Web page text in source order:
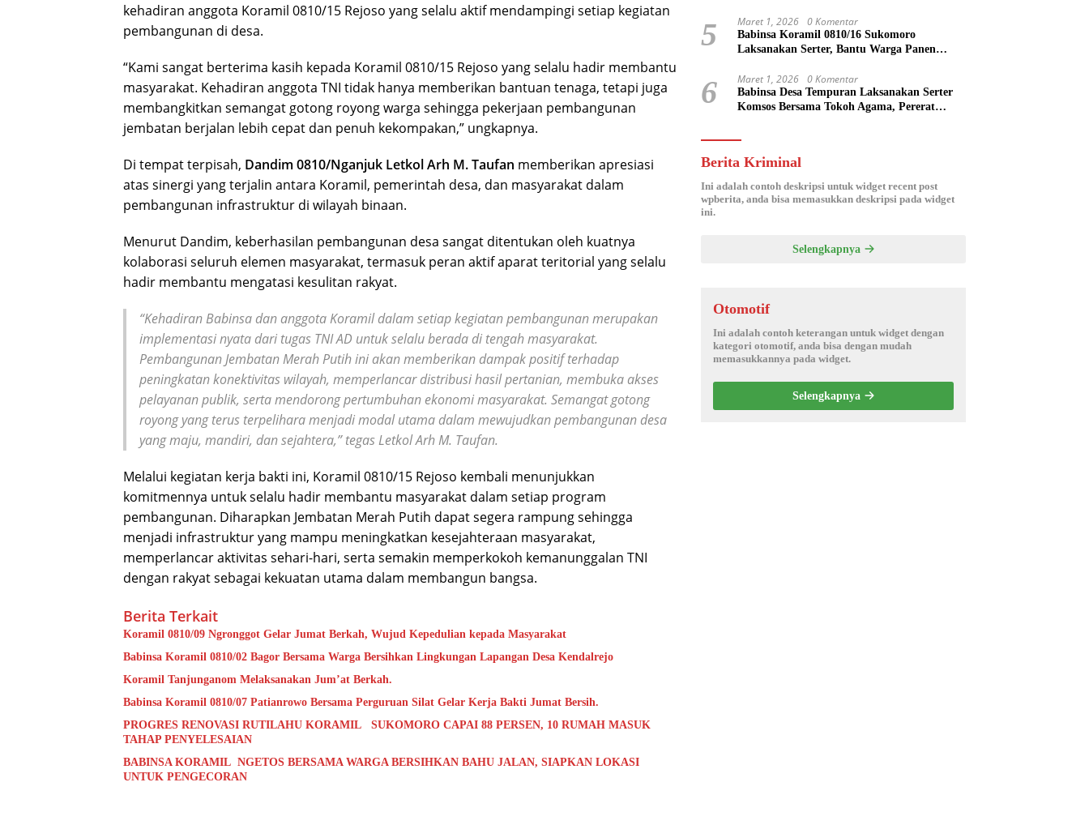
kehadiran anggota Koramil 0810/15 Rejoso yang selalu aktif mendampingi setiap kegiatan
pembangunan di desa.
“Kami sangat berterima kasih kepada Koramil 0810/15 Rejoso yang selalu hadir membantu
masyarakat. Kehadiran anggota TNI tidak hanya memberikan bantuan tenaga, tetapi juga
membangkitkan semangat gotong royong warga sehingga pekerjaan pembangunan
jembatan berjalan lebih cepat dan penuh kekompakan,” ungkapnya.
Di tempat terpisah, Dandim 0810/Nganjuk Letkol Arh M. Taufan memberikan apresiasi
atas sinergi yang terjalin antara Koramil, pemerintah desa, dan masyarakat dalam
pembangunan infrastruktur di wilayah binaan.
Menurut Dandim, keberhasilan pembangunan desa sangat ditentukan oleh kuatnya
kolaborasi seluruh elemen masyarakat, termasuk peran aktif aparat teritorial yang selalu
hadir membantu mengatasi kesulitan rakyat.
“Kehadiran Babinsa dan anggota Koramil dalam setiap kegiatan pembangunan merupakan
implementasi nyata dari tugas TNI AD untuk selalu berada di tengah masyarakat.
Pembangunan Jembatan Merah Putih ini akan memberikan dampak positif terhadap
peningkatan konektivitas wilayah, memperlancar distribusi hasil pertanian, membuka akses
pelayanan publik, serta mendorong pertumbuhan ekonomi masyarakat. Semangat gotong
royong yang terus terpelihara menjadi modal utama dalam mewujudkan pembangunan desa
yang maju, mandiri, dan sejahtera,” tegas Letkol Arh M. Taufan.
Melalui kegiatan kerja bakti ini, Koramil 0810/15 Rejoso kembali menunjukkan
komitmennya untuk selalu hadir membantu masyarakat dalam setiap program
pembangunan. Diharapkan Jembatan Merah Putih dapat segera rampung sehingga
menjadi infrastruktur yang mampu meningkatkan kesejahteraan masyarakat,
memperlancar aktivitas sehari-hari, serta semakin memperkokoh kemanunggalan TNI
dengan rakyat sebagai kekuatan utama dalam membangun bangsa.
Berita Terkait
Koramil 0810/09 Ngronggot Gelar Jumat Berkah, Wujud Kepedulian kepada Masyarakat
Babinsa Koramil 0810/02 Bagor Bersama Warga Bersihkan Lingkungan Lapangan Desa Kendalrejo
Koramil Tanjunganom Melaksanakan Jum’at Berkah.
Babinsa Koramil 0810/07 Patianrowo Bersama Perguruan Silat Gelar Kerja Bakti Jumat Bersih.
PROGRES RENOVASI RUTILAHU KORAMIL SUKOMORO CAPAI 88 PERSEN, 10 RUMAH MASUK
TAHAP PENYELESAIAN
BABINSA KORAMIL NGETOS BERSAMA WARGA BERSIHKAN BAHU JALAN, SIAPKAN LOKASI
UNTUK PENGECORAN
5 Maret 1, 2026 0 Komentar
Babinsa Koramil 0810/16 Sukomoro
Laksanakan Serter, Bantu Warga Panen
6 Maret 1, 2026 0 Komentar
Babinsa Desa Tempuran Laksanakan Serter
Komsos Bersama Tokoh Agama, Pererat
Berita Kriminal
Ini adalah contoh deskripsi untuk widget recent post
wpberita, anda bisa memasukkan deskripsi pada widget
ini.
Selengkapnya
Otomotif
Ini adalah contoh keterangan untuk widget dengan
kategori otomotif, anda bisa dengan mudah
memasukkannya pada widget.
Selengkapnya